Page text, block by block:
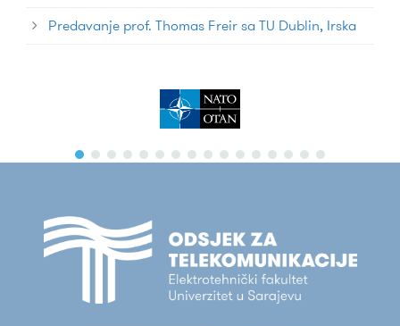
Predavanje prof. Thomas Freir sa TU Dublin, Irska